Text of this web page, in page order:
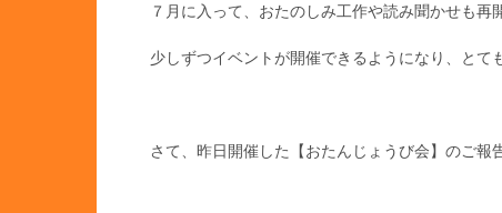
７月に入って、おたのしみ工作や読み聞かせも再
少しずつイベントが開催できるようになり、とて
さて、昨日開催した【おたんじょうび会】のご報